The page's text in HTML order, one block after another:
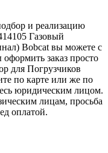
и реализацию
Газовый
Bobcat вы можете с
заказ просто
для Погрузчиков
по карте или же по
юридическим лицом.
лицам, просьба
оплатой.